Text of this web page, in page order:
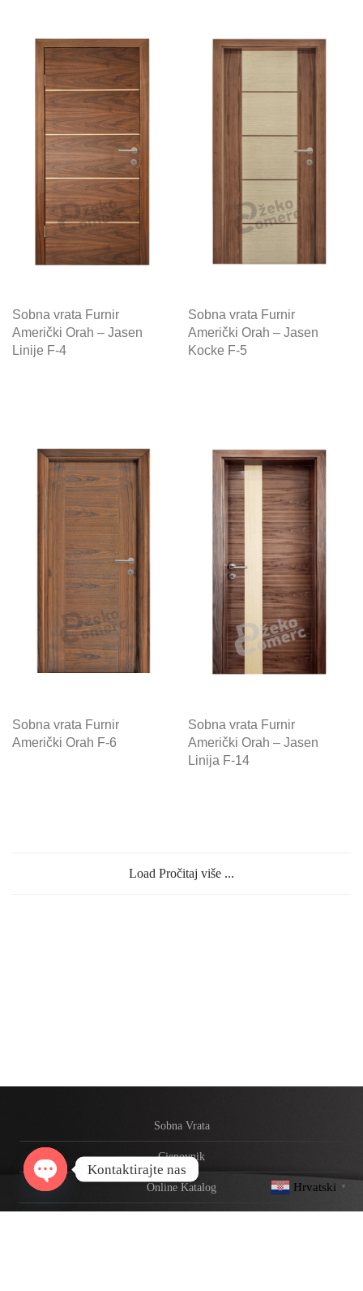
Sobna vrata Furnir
Američki Orah – Jasen
Linije F-4
Sobna vrata Furnir
Američki Orah – Jasen
Kocke F-5
Sobna vrata Furnir
Američki Orah F-6
Sobna vrata Furnir
Američki Orah – Jasen
Linija F-14
Load Pročitaj više ...
Sobna Vrata
Cjenovnik
Online Katalog Hrvatski ▼
Kontaktirajte nas
chaty